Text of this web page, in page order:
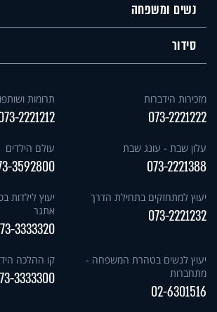
נשים ומשפחה
סידור
מזכירות הידברות
073-2221222
תרומות
2221212
עלון שבת - עונג שבת
073-2221388
עולם הילדים
3592800
יעוץ למתחזקים בתחילת הדרך
073-2221232
יעוץ לילדות
אתגר
3333320
יעוץ לנשים בטהרת המשפחה -
מתחברות
02-6301516
קו ההלכה
3333300